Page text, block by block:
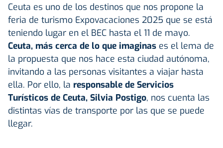
Ceuta es uno de los destinos que nos propone la
feria de turismo Expovacaciones 2025 que se está
teniendo lugar en el BEC hasta el 11 de mayo.
Ceuta, más cerca de lo que imaginas es el lema de
la propuesta que nos hace esta ciudad autónoma,
invitando a las personas visitantes a viajar hasta
ella. Por ello, la responsable de Servicios
Turísticos de Ceuta, Silvia Postigo, nos cuenta las
distintas vías de transporte por las que se puede
llegar.